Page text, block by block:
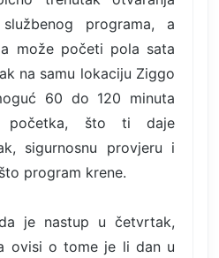
programa, a
može početi pola sata
na samu lokaciju Ziggo
60 do 120 minuta
početka, što ti daje
sigurnosnu provjeru i
program krene.
je nastup u četvrtak,
ovisi o tome je li dan u